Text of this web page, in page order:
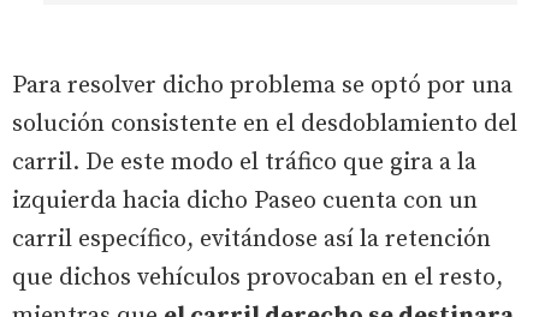
Para resolver dicho problema se optó por una
solución consistente en el desdoblamiento del
carril. De este modo el tráfico que gira a la
izquierda hacia dicho Paseo cuenta con un
carril específico, evitándose así la retención
que dichos vehículos provocaban en el resto,